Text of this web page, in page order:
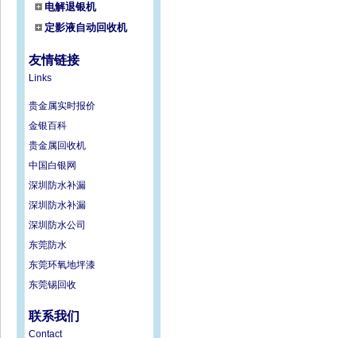
电解退银机
定影液自动回收机
友情链接
Links
贵金属实时报价
金银百科
贵金属回收机
中国白银网
深圳防水补漏
深圳防水补漏
深圳防水公司
东莞防水
东莞环氧地坪漆
东莞锡回收
联系我们
Contact